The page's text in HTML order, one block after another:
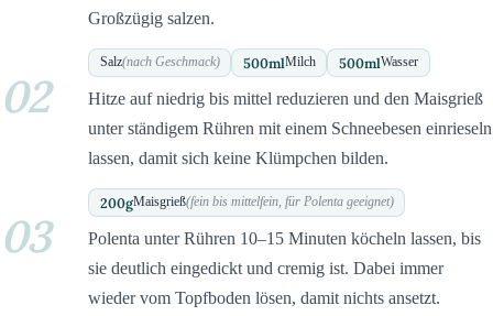
Großzügig salzen.
Salz(nach Geschmack) 500mlMilch 500mlWasser
02
Hitze auf niedrig bis mittel reduzieren und den Maisgrieß
unter ständigem Rühren mit einem Schneebesen einrieseln
lassen, damit sich keine Klümpchen bilden.
200gMaisgrieß(fein bis mittelfein, für Polenta geeignet)
03
Polenta unter Rühren 10–15 Minuten köcheln lassen, bis
sie deutlich eingedickt und cremig ist. Dabei immer
wieder vom Topfboden lösen, damit nichts ansetzt.